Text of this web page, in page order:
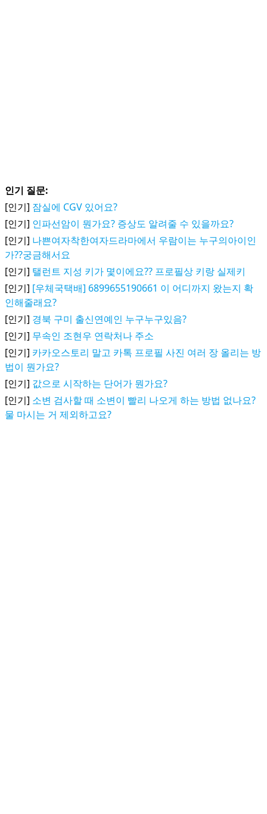
인기 질문:
[인기] 잠실에 CGV 있어요?
[인기] 인파선암이 뭔가요? 증상도 알려줄 수 있을까요?
[인기] 나쁜여자착한여자드라마에서 우람이는 누구의아이인
가??궁금해서요
[인기] 탤런트 지성 키가 몇이에요?? 프로필상 키랑 실제키
[인기] [우체국택배] 6899655190661 이 어디까지 왔는지 확
인해줄래요?
[인기] 경북 구미 출신연예인 누구누구있음?
[인기] 무속인 조현우 연락처나 주소
[인기] 카카오스토리 말고 카톡 프로필 사진 여러 장 올리는 방
법이 뭔가요?
[인기] 값으로 시작하는 단어가 뭔가요?
[인기] 소변 검사할 때 소변이 빨리 나오게 하는 방법 없나요?
물 마시는 거 제외하고요?